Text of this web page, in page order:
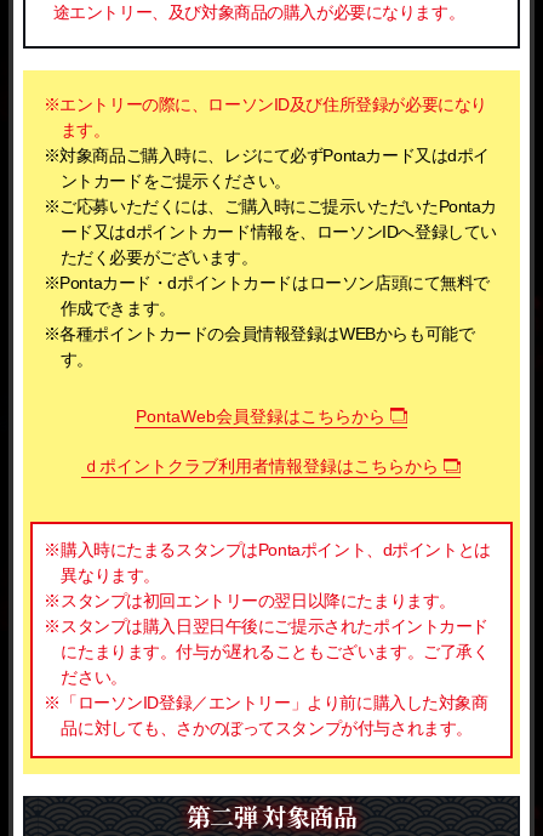
途エントリー、及び対象商品の購入が必要になります。
※エントリーの際に、ローソンID及び住所登録が必要になり
ます。
※対象商品ご購入時に、レジにて必ずPontaカード又はdポイ
ントカードをご提示ください。
※ご応募いただくには、ご購入時にご提示いただいたPontaカ
ード又はdポイントカード情報を、ローソンIDへ登録してい
ただく必要がございます。
※Pontaカード・dポイントカードはローソン店頭にて無料で
作成できます。
※各種ポイントカードの会員情報登録はWEBからも可能で
す。
PontaWeb会員登録はこちらから
ｄポイントクラブ利用者情報登録はこちらから
※購入時にたまるスタンプはPontaポイント、dポイントとは
異なります。
※スタンプは初回エントリーの翌日以降にたまります。
※スタンプは購入日翌日午後にご提示されたポイントカード
にたまります。付与が遅れることもございます。ご了承く
ださい。
※「ローソンID登録／エントリー」より前に購入した対象商
品に対しても、さかのぼってスタンプが付与されます。
第二弾 対象商品